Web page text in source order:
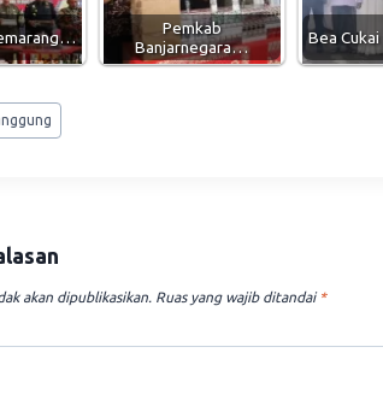
Pemkab
Banjarnegara…
Bea
akan dipublikasikan. Ruas yang wajib ditandai *